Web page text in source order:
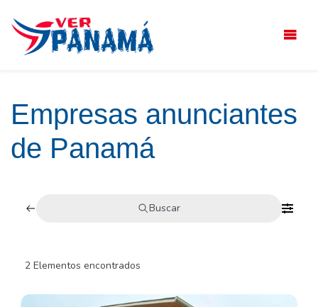
contenido
Empresas anunciantes
de Panamá
Buscar
2 Elementos encontrados